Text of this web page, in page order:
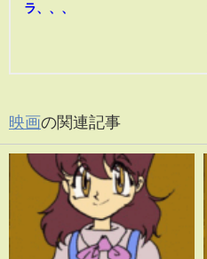
ラ、、、
映画の関連記事